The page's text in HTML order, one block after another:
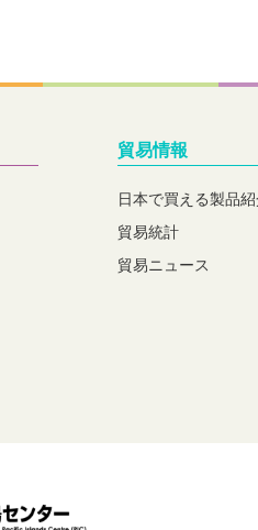
貿易情報
日本で買える製品紹
貿易統計
貿易ニュース